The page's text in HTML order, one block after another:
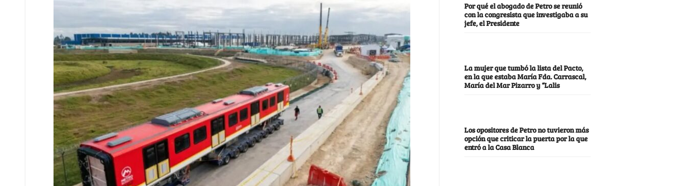
Por qué el abogado de Petro se reunió
con la congresista que investigaba a su
jefe, el Presidente
La mujer que tumbó la lista del Pacto,
en la que estaba María Fda. Carrascal,
María del Mar Pizarro y “Lalis
Los opositores de Petro no tuvieron más
opción que criticar la puerta por la que
entró a la Casa Blanca